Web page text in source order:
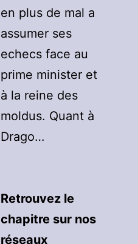
en plus de mal a
assumer ses
echecs face au
prime minister et
à la reine des
moldus. Quant à
Drago…
Retrouvez le
chapitre sur nos
réseaux